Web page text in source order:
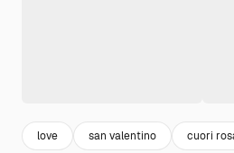
love san valentino cuori